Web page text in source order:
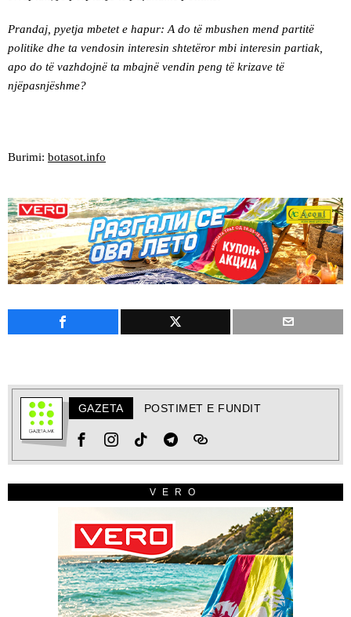
Prandaj, pyetja mbetet e hapur: A do të mbushen mend partitë
politike dhe ta vendosin interesin shtetëror mbi interesin partiak,
apo do të vazhdojnë ta mbajnë vendin peng të krizave të
njëpasnjëshme?
Burimi: botasot.info
GAZETA POSTIMET E FUNDIT
VERO